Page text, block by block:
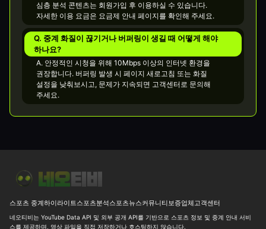
심층 분석 콘텐츠는 회원가입 후 이용하실 수 있습니다.
자세한 이용 요금은 요금제 안내 페이지를 확인해 주세요.
Q. 중계 화질이 끊기거나 버퍼링이 생길 때 어떻게 해야
하나요?
A. 안정적인 시청을 위해 10Mbps 이상의 인터넷 환경을
권장합니다. 버퍼링 발생 시 페이지 새로고침 또는 화질
설정을 낮춰보시고, 문제가 지속되면 고객센터로 문의해
주세요.
스포츠 중계하이라이트스포츠분석스포츠뉴스커뮤니티보증업체고객센터
네오티비는 YouTube Data API 및 외부 공개 API를 기반으로 스포츠 정보 및 중계 안내 서비
스를 제공하며, 영상 파일을 직접 저장하거나 호스팅하지 않습니다.